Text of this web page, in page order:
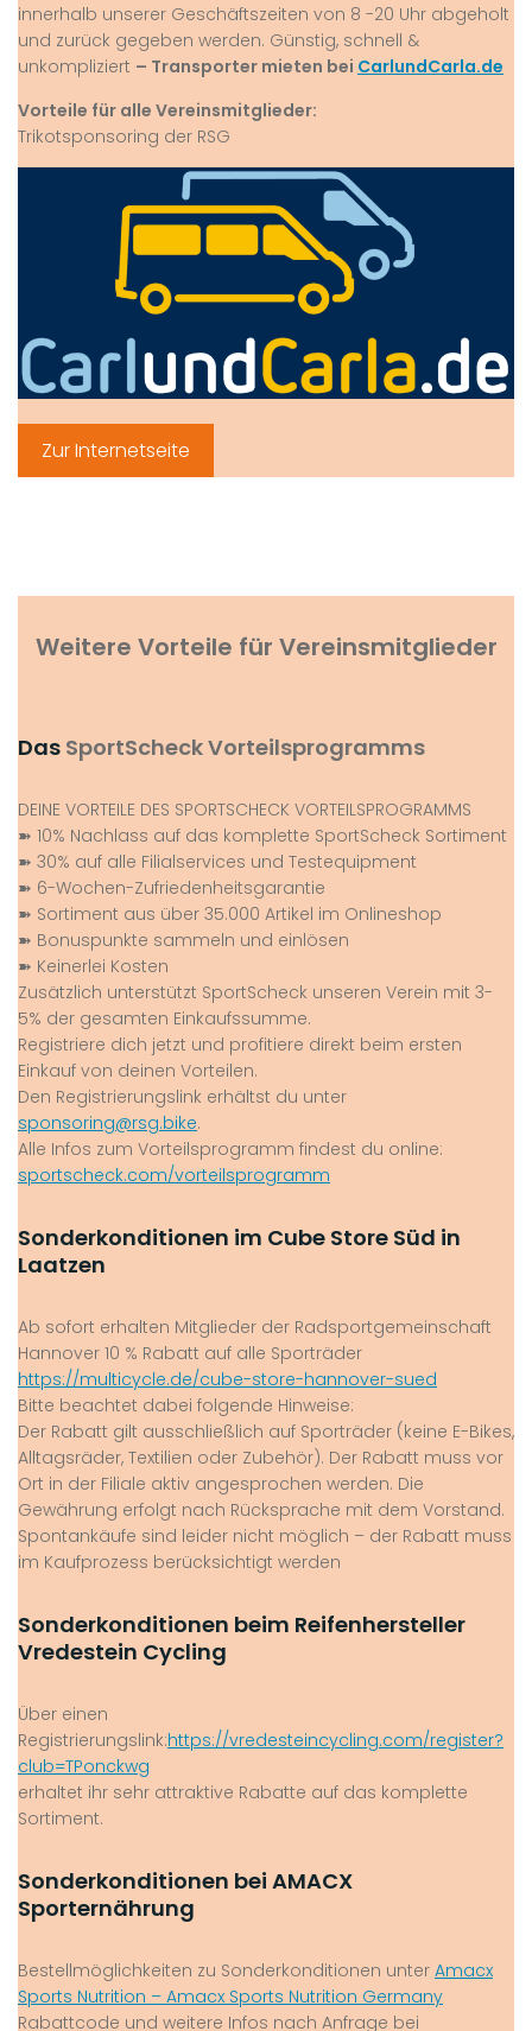
innerhalb unserer Geschäftszeiten von 8 -20 Uhr abgeholt
und zurück gegeben werden. Günstig, schnell &
unkompliziert – Transporter mieten bei CarlundCarla.de
Vorteile für alle Vereinsmitglieder:
Trikotsponsoring der RSG
Zur Internetseite
Weitere Vorteile für Vereinsmitglieder
Das SportScheck Vorteilsprogramms
DEINE VORTEILE DES SPORTSCHECK VORTEILSPROGRAMMS
➽ 10% Nachlass auf das komplette SportScheck Sortiment
➽ 30% auf alle Filialservices und Testequipment
➽ 6-Wochen-Zufriedenheitsgarantie
➽ Sortiment aus über 35.000 Artikel im Onlineshop
➽ Bonuspunkte sammeln und einlösen
➽ Keinerlei Kosten
Zusätzlich unterstützt SportScheck unseren Verein mit 3-
5% der gesamten Einkaufssumme.
Registriere dich jetzt und profitiere direkt beim ersten
Einkauf von deinen Vorteilen.
Den Registrierungslink erhältst du unter
sponsoring@rsg.bike.
Alle Infos zum Vorteilsprogramm findest du online:
sportscheck.com/vorteilsprogramm
Sonderkonditionen im Cube Store Süd in
Laatzen
Ab sofort erhalten Mitglieder der Radsportgemeinschaft
Hannover 10 % Rabatt auf alle Sporträder
https://multicycle.de/cube-store-hannover-sued
Bitte beachtet dabei folgende Hinweise:
Der Rabatt gilt ausschließlich auf Sporträder (keine E-Bikes,
Alltagsräder, Textilien oder Zubehör). Der Rabatt muss vor
Ort in der Filiale aktiv angesprochen werden. Die
Gewährung erfolgt nach Rücksprache mit dem Vorstand.
Spontankäufe sind leider nicht möglich – der Rabatt muss
im Kaufprozess berücksichtigt werden
Sonderkonditionen beim Reifenhersteller
Vredestein Cycling
Über einen
Registrierungslink:https://vredesteincycling.com/register?
club=TPonckwg
erhaltet ihr sehr attraktive Rabatte auf das komplette
Sortiment.
Sonderkonditionen bei AMACX
Sporternährung
Bestellmöglichkeiten zu Sonderkonditionen unter Amacx
Sports Nutrition – Amacx Sports Nutrition Germany
Rabattcode und weitere Infos nach Anfrage bei